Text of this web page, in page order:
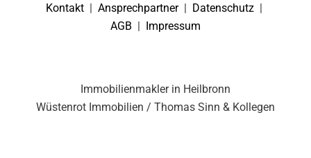
Kontakt Ansprechpartner| Datenschutz
AGB
Impressum
Immobilienmakler in Heilbronn
Wüstenrot Immobilien / Thomas Sinn & Kollegen